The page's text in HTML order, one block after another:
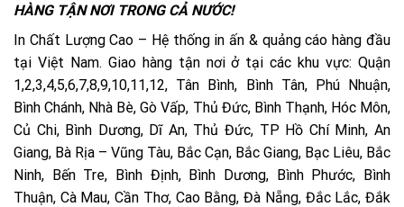
HÀNG TẬN NƠI TRONG CẢ NƯỚC!
In Chất Lượng Cao – Hệ thống in ấn & quảng cáo hàng đầu
tại Việt Nam. Giao hàng tận nơi ở tại các khu vực: Quận
1,2,3,4,5,6,7,8,9,10,11,12, Tân Bình, Bình Tân, Phú Nhuận,
Bình Chánh, Nhà Bè, Gò Vấp, Thủ Đức, Bình Thạnh, Hóc Môn,
Củ Chi, Bình Dương, Dĩ An, Thủ Đức, TP Hồ Chí Minh, An
Giang, Bà Rịa – Vũng Tàu, Bắc Cạn, Bắc Giang, Bạc Liêu, Bắc
Ninh, Bến Tre, Bình Định, Bình Dương, Bình Phước, Bình
Thuận, Cà Mau, Cần Thơ, Cao Bằng, Đà Nẵng, Đắc Lắc, Đắk